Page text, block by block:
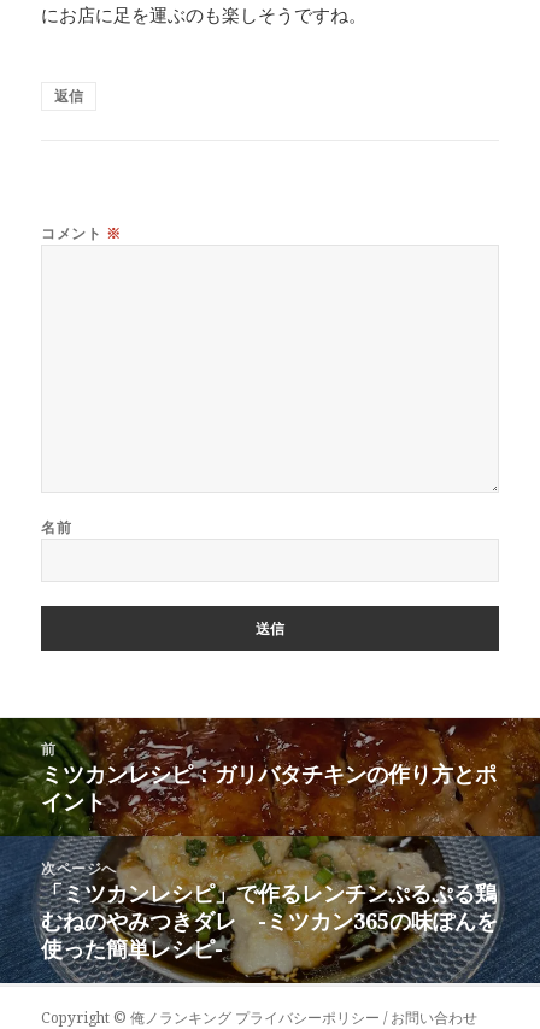
にお店に足を運ぶのも楽しそうですね。
返信
コメント ※
名前
投
ナ
ビ
ー
シ
ョ
ン
前
前
の
投
稿:
ミツカンレシピ：ガリバタチキンの作り方とポ
イント
次ページへ
次
の
投
稿:
「ミツカンレシピ」で作るレンチンぷるぷる鶏
むねのやみつきダレ -ミツカン365の味ぽんを
使った簡単レシピ-
Copyright ©俺ノランキング プライバシーポリシー / お問い合わせ